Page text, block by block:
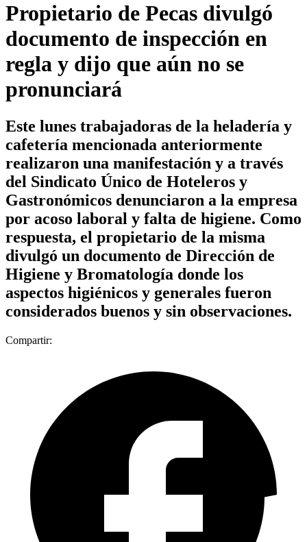
Propietario de Pecas divulgó
documento de inspección en
regla y dijo que aún no se
pronunciará
Este lunes trabajadoras de la heladería y
cafetería mencionada anteriormente
realizaron una manifestación y a través
del Sindicato Único de Hoteleros y
Gastronómicos denunciaron a la empresa
por acoso laboral y falta de higiene. Como
respuesta, el propietario de la misma
divulgó un documento de Dirección de
Higiene y Bromatología donde los
aspectos higiénicos y generales fueron
considerados buenos y sin observaciones.
Compartir: